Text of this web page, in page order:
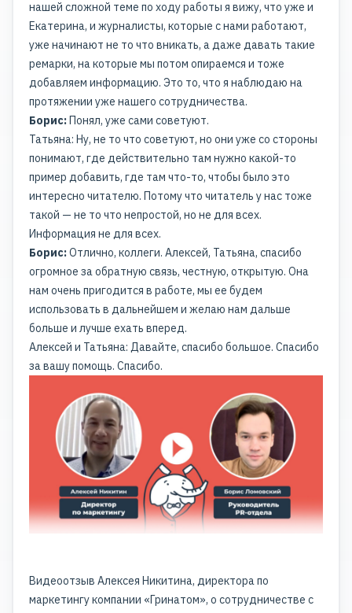
нашей сложной теме по ходу работы я вижу, что уже и
Екатерина, и журналисты, которые с нами работают,
уже начинают не то что вникать, а даже давать такие
ремарки, на которые мы потом опираемся и тоже
добавляем информацию. Это то, что я наблюдаю на
протяжении уже нашего сотрудничества.
Борис:Понял, уже сами советуют.
Татьяна: Ну, не то что советуют, но они уже со стороны
понимают, где действительно там нужно какой-то
пример добавить, где там что-то, чтобы было это
интересно читателю. Потому что читатель у нас тоже
такой — не то что непростой, но не для всех.
Информация не для всех.
Борис:Отлично, коллеги. Алексей, Татьяна, спасибо
огромное за обратную связь, честную, открытую. Она
нам очень пригодится в работе, мы ее будем
использовать в дальнейшем и желаю нам дальше
больше и лучше ехать вперед.
Алексей и Татьяна: Давайте, спасибо большое. Спасибо
за вашу помощь. Спасибо.
Видеоотзыв Алексея Никитина, директора по
маркетингу компании «Гринатом», о сотрудничестве с